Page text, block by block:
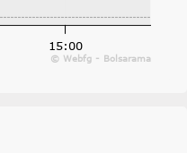
15:00
© Webfg - Bolsarama